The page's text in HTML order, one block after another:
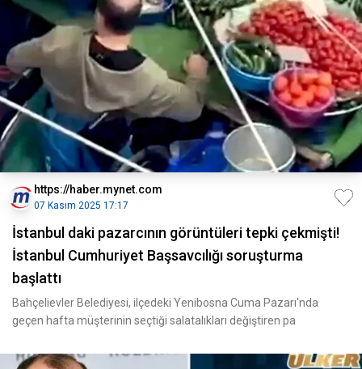
https://haber.mynet.com
07 Kasım 2025 17:17
İstanbul daki pazarcının görüntüleri tepki çekmişti!
İstanbul Cumhuriyet Başsavcılığı soruşturma
başlattı
Bahçelievler Belediyesi, ilçedeki Yenibosna Cuma Pazarı'nda
geçen hafta müşterinin seçtiği salatalıkları değiştiren pa